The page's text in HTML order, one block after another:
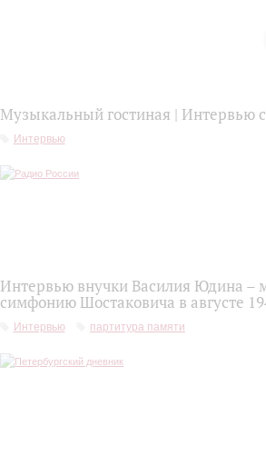
Музыкальный гостиная |
Интервью
Интервью внучки Василия Юдина –
симфонию Шостаковича в августе
Интервью партитура памяти